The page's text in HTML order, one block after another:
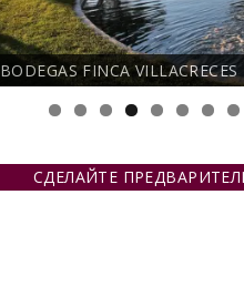
BODEGAS FINCA VILLACRECES
СДЕЛАЙТЕ